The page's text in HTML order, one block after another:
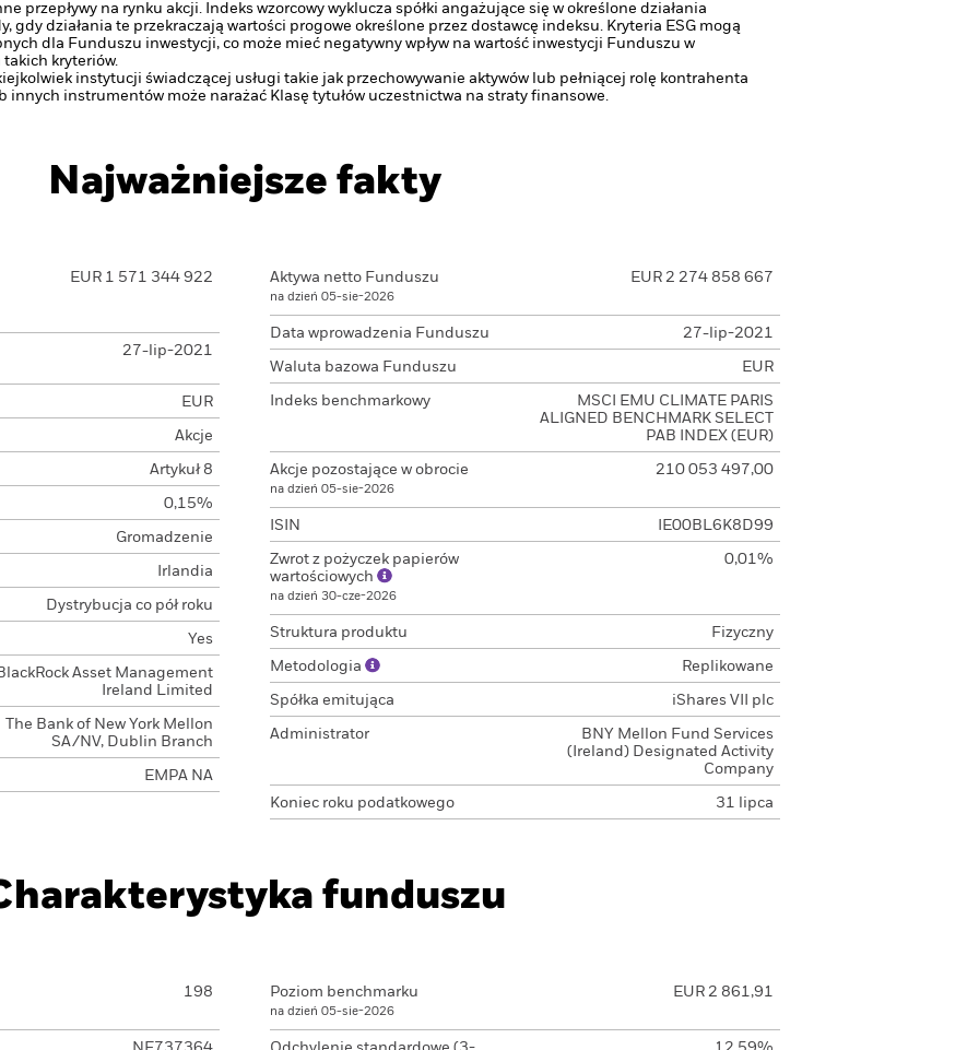
przepływy na rynku akcji. Indeks wzorcowy wyklucza spółki angażujące się w określone działania
gdy działania te przekraczają wartości progowe określone przez dostawcę indeksu. Kryteria ESG mogą
dla Funduszu inwestycji, co może mieć negatywny wpływ na wartość inwestycji Funduszu w
kryteriów.
instytucji świadczącej usługi takie jak przechowywanie aktywów lub pełniącej rolę kontrahenta
instrumentów może narażać Klasę tytułów uczestnictwa na straty finansowe.
Najważniejsze fakty
EUR 1 571 344 922
27-lip-2021
EUR
Akcje
Artykuł 8
0,15%
Gromadzenie
Irlandia
Dystrybucja co pół roku
Yes
Asset Management
Ireland Limited
The Bank of New York Mellon
SA/NV, Dublin Branch
EMPA NA
Aktywa netto Funduszu
na dzień 05-sie-2026
EUR 2 274 858 667
Data wprowadzenia Funduszu 27-lip-2021
Waluta bazowa Funduszu EUR
Indeks benchmarkowy
MSCI EMU CLIMATE PARIS
ALIGNED BENCHMARK SELECT
PAB INDEX (EUR)
Akcje pozostające w obrocie
na dzień 05-sie-2026
210 053 497,00
ISIN IE00BL6K8D99
Zwrot z pożyczek papierów
wartościowych
na dzień 30-cze-2026
0,01%
Struktura produktu Fizyczny
Metodologia Replikowane
Spółka emitująca iShares VII plc
Administrator
BNY Mellon Fund Services
(Ireland) Designated Activity
Company
Koniec roku podatkowego 31 lipca
funduszu
198 Poziom benchmarku
na dzień 05-sie-2026
EUR 2 861,91